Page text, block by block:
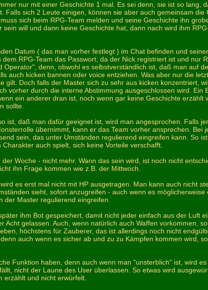
nur mit einer Geschichte 1 mal. Es sei denn, sie ist so lang,
Falls sich 2 Leute einigen, können sie aber auch gemeinsam die
sich beim RPG-Team melden und seine Geschichte ihn
will und dann keine Geschichte hat, dann nach wird ihm
Datum ( das man vorher festlegt ) im Chat befinden und
RPG-Team das Passwort, da der Nick registriert ist und nur
denn, obwohl es selbstverständlich ist, daß man auf
auch kicken bannen oder voice entziehen. Was aber nur die
gilt. Doch falls der Master sich zu sehr aus kicken konzentriert,
vorher durch die interne Abstimmung ausgeschlossen wird. Ein
ein anderer dran ist, noch wenn gar keine Geschichte erzählt
sollte.
ist, daß man dafür geeignet ist, wird man angesprochen. Falls
übernimmt, kann er das Team vorher ansprechen. Bei
sein, das unter Umständen regulierend eingreifen kann. So ist
auch spielt, sich keine Vorteile verschafft.
Woche - nicht mehr. Wann das sein wird, ist noch nicht
ihn Frage kommen wie z.B. der Mittwoch.
es erst mal nicht mit HP ausgetragen. Man kann auch nicht
sieht, sofort anzugreifen - auch wenn es möglicherweise
Master regulierend eingreifen.
ihm Bot gespeichert, damit nicht jeder einfach aus der Luft
gelassen. Auch, wenn natürlich auch Waffen vorkommen,
höchstens für Zauberer, das ist allerdings noch nicht
auch wenn es sicher ab und zu zu Kämpfen kommen wird,
Funktion haben, denn auch wenn man "unsterblich" ist, wird
nicht der Laune des User überlassen. So etwas wird
erzählt und nicht erwürfelt.